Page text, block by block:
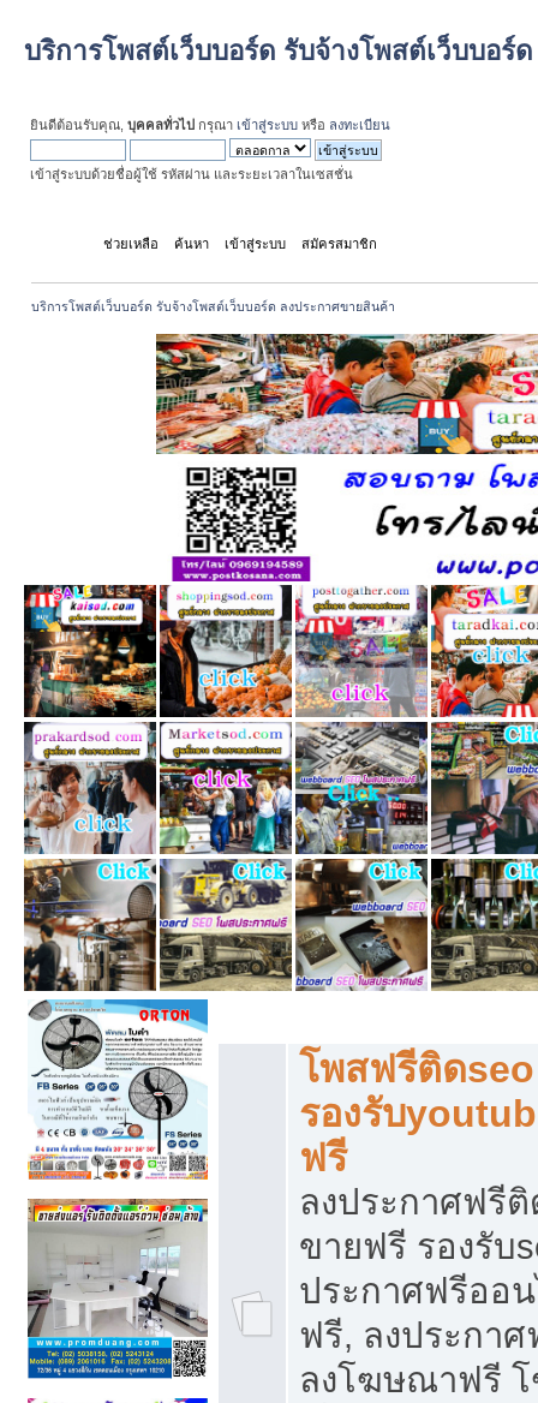
บริการโพสต์เว็บบอร์ด รับจ้างโพสต์เว็บบอร์
ยินดีต้อนรับคุณ, บุคคลทั่วไป กรุณา เข้าสู่ระบบ หรือ ลงทะเบียน
เข้าสู่ระบบด้วยชื่อผู้ใช้ รหัสผ่าน และระยะเวลาในเซสชั่น
ช่วยเหลือ ค้นหา เข้าสู่ระบบ สมัครสมาชิก
บริการโพสต์เว็บบอร์ด รับจ้างโพสต์เว็บบอร์ด ลงประกาศขายสินค้า
โพสฟรีติด
รองรับ
ฟรี
ลงประกาศฟรีติ
ขายฟรี รองรับ
ประกาศฟรีออ
ฟรี, ลงประกา
ลงโฆษณาฟรี